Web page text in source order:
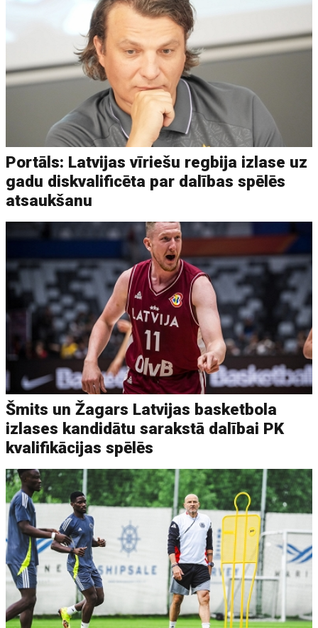
Portāls: Latvijas vīriešu regbija izlase uz
gadu diskvalificēta par dalības spēlēs
atsaukšanu
Šmits un Žagars Latvijas basketbola
izlases kandidātu sarakstā dalībai PK
kvalifikācijas spēlēs